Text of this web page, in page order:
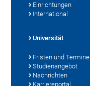
Einrichtungen
International
Universität
Fristen und Termine
Studienangebot
Nachrichten
Karriereportal